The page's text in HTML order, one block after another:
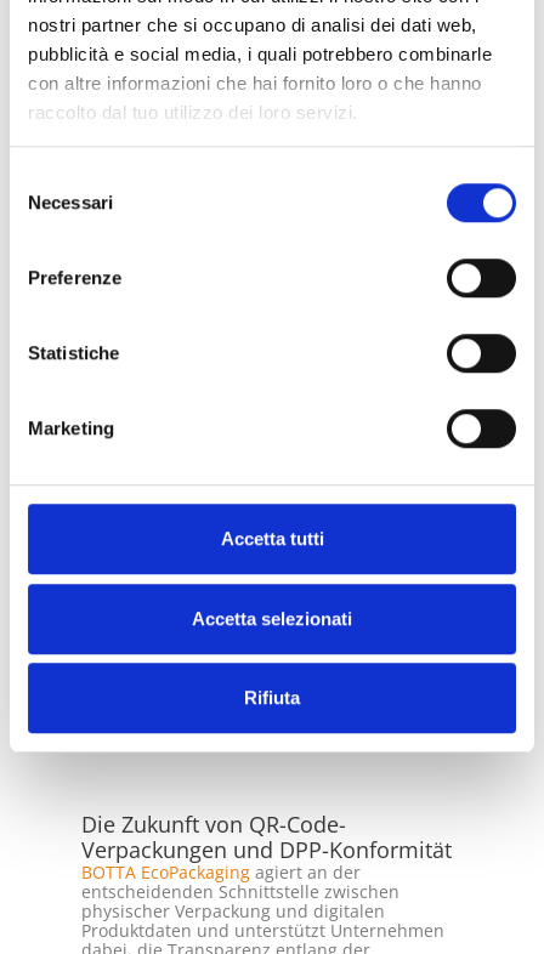
nostri partner che si occupano di analisi dei dati web,
pubblicità e social media, i quali potrebbero combinarle
con altre informazioni che hai fornito loro o che hanno
raccolto dal tuo utilizzo dei loro servizi.
delNecessari
Preferenze
Statistiche
Marketing
Accetta tutti
Accetta selezionati
Rifiuta
Beim Scannen führt der Code nicht zu einer
einfachen Webseite, sondern zu
strukturierten und kontinuierlich
aktualisierbaren Produktdaten, die
vollständige Transparenz und
Haltbarkeit und Reparierbarkeit
iQRcode™ wurde von
als
Einführung des Digital Product Passports
(DPP) und der GS1-Sunrise-2027-Umstellung
Die Zukunft von QR-Code-
Verpackungen und DPP-Konformität
BOTTA EcoPackagingagiert an der
entscheidenden Schnittstelle zwischen
physischer Verpackung und digitalen
Produktdaten und unterstützt Unternehmen